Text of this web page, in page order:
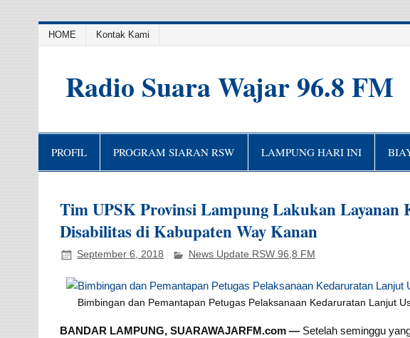
HOME Kontak Kami
Radio Suara Wajar 96.8 FM
PROFIL PROGRAM SIARAN RSW LAMPUNG HARI INI
Tim UPSK Provinsi Lampung Lakukan Layanan
Disabilitas di Kabupaten Way Kanan
September 6, 2018 News Update RSW 96,8 FM
Bimbingan dan Pemantapan Petugas Pelaksanaan Kedaruratan Lanjut
BANDAR LAMPUNG, SUARAWAJARFM.com — Setelah seminggu